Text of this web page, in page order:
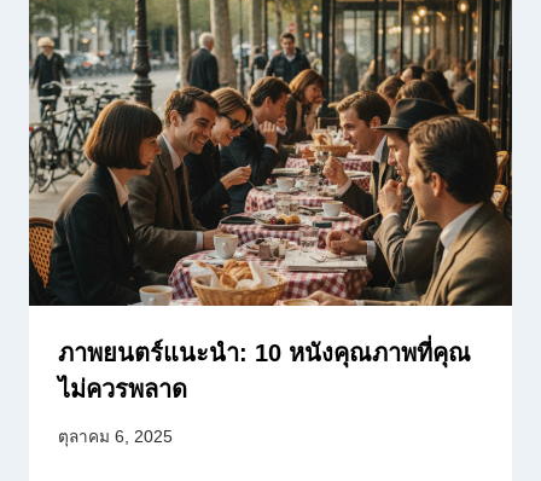
ภาพยนตร์แนะนำ: 10 หนังคุณภาพที่คุณ
ไม่ควรพลาด
ตุลาคม 6, 2025